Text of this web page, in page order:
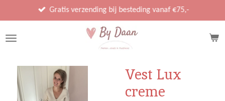
direct
naar
Gratis verzending bij besteding vanaf €75,-
Vest Lux
creme